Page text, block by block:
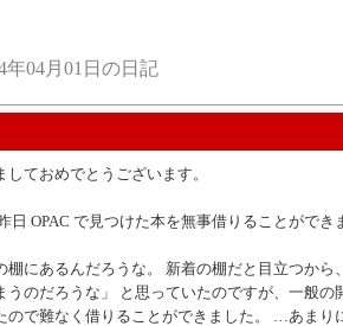
年04月01日の日記
しておめでとうございます。
日 OPAC で見つけた本を無事借りることができ
棚にあるんだろうな。 新着の棚だと目立つから
うのだろうな」 と思っていたのですが、一般の
ので難なく借りることができました。 …あまり